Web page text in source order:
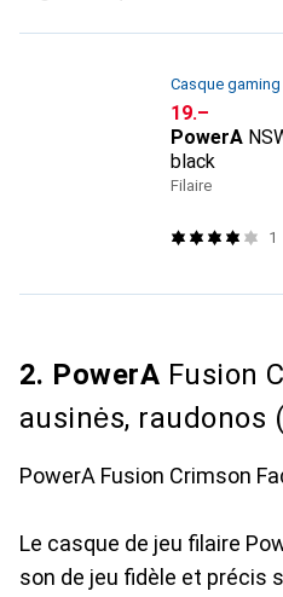
Casque gaming
CHF
19.–
PowerA
black
Filaire
1
2. PowerA Fusion
ausinės, raudonos
PowerA Fusion Crimson
Le casque de jeu filaire
son de jeu fidèle et précis